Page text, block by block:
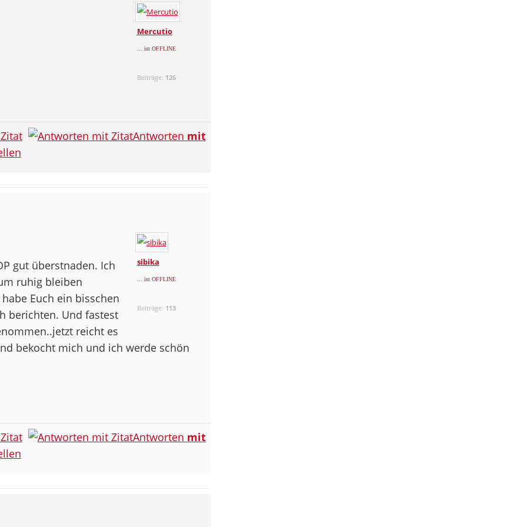
Mercutio
... ist OFFLINE
Beiträge: 126
Antworten mit
sibika
... ist OFFLINE
Beiträge: 113
gut überstnaden. Ich
ruhig bleiben
Euch ein bisschen
berichten. Und fastest
reicht es
bekocht mich und ich werde schön
Antworten mit